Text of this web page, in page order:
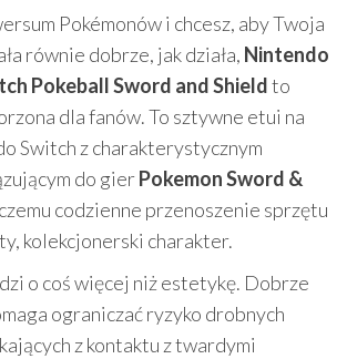
Pokémonów i chcesz, aby Twoja
równie dobrze, jak działa, Nintendo
Pokeball Sword and Shieldto
dla fanów. To sztywne etui na
Switch z charakterystycznym
do gierPokemon Sword &
codzienne przenoszenie sprzętu
kolekcjonerski charakter.
o coś więcej niż estetykę. Dobrze
ograniczać ryzyko drobnych
z kontaktu z twardymi